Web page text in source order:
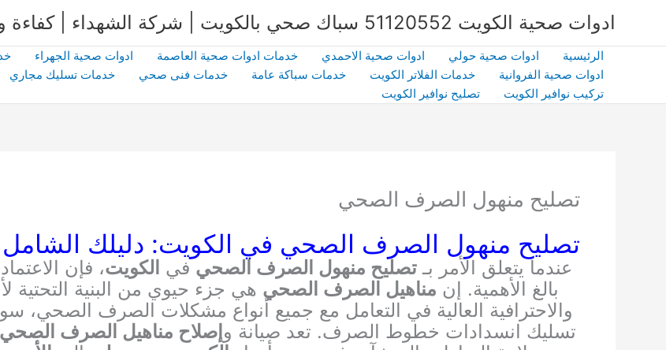
المحتوى
ادوات صحية الكويت 51120552 سباك صحي بالكويت | شركة الشهداء | كفاءة وخبرة
الرئيسية ادوات صحية حولي ادوات صحية الاحمدي خدمات ادوات صحية العاصمة ادوات صحية الجهراء
ادوات صحية الفروانية
خدمات الفلاتر الكويت خدمات سباكة عامة خدمات فنى صحي خدمات تسليك مجاري
تركيب نوافير الكويت
تصليح نوافير الكويت
تصليح منهول الصرف الصحي
تصليح منهول الصرف الصحي في الكويت: دليلك الشامل
عندما يتعلق الأمر بـتصليح منهول الصرف الصحي في الكويت، فإن
بالغ الأهمية. إن مناهيل الصرف الصحي هي جزء حيوي من البنية التحتية
والاحترافية العالية في التعامل مع جميع أنواع مشكلات الصرف الصحي،
تسليك انسدادات خطوط الصرف. تعد صيانة وإصلاح مناهيل الصرف الصحي